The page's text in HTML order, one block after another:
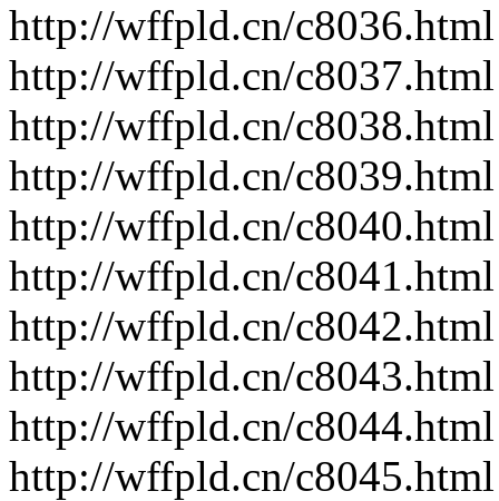
http://wffpld.cn/c8036.html
http://wffpld.cn/c8037.html
http://wffpld.cn/c8038.html
http://wffpld.cn/c8039.html
http://wffpld.cn/c8040.html
http://wffpld.cn/c8041.html
http://wffpld.cn/c8042.html
http://wffpld.cn/c8043.html
http://wffpld.cn/c8044.html
http://wffpld.cn/c8045.html